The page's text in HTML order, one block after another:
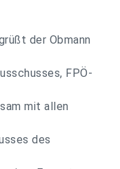
der Obmann
FPÖ-
mit allen
des